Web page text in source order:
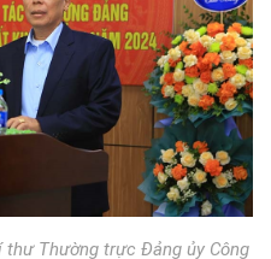
Thường trực Đảng ủy Công